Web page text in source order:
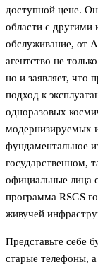
доступной цене.
области с
обслуживание, от
агентство не
но и заявляет, что
подход к
одноразовых
модернизируемых
фундаментальное
государственном,
официальные лица
программа RSGS
живучей
Представьте себе
старые телефоны,